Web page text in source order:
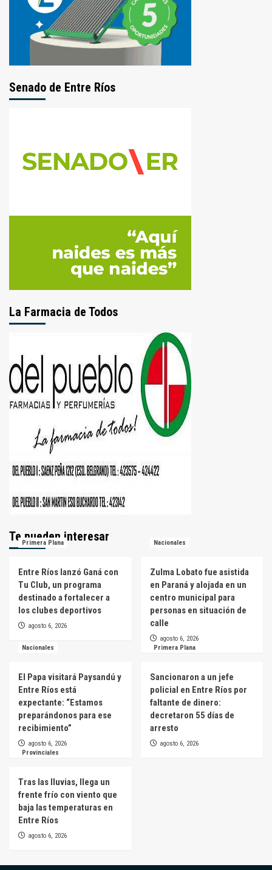
Senado de Entre Ríos
La Farmacia de Todos
Te pueden interesar
Primera Plana
Entre Ríos lanzó Ganá con
Tu Club, un programa
destinado a fortalecer a
los clubes deportivos
agosto 6, 2026
Nacionales
Zulma Lobato fue asistida
en Paraná y alojada en un
centro municipal para
personas en situación de
calle
agosto 6, 2026
Nacionales
El Papa visitará Paysandú y
Entre Ríos está
expectante: “Estamos
preparándonos para ese
recibimiento”
agosto 6, 2026
Primera Plana
Sancionaron a un jefe
policial en Entre Ríos por
faltante de dinero:
decretaron 55 días de
arresto
agosto 6, 2026
Provinciales
Tras las lluvias, llega un
frente frío con viento que
baja las temperaturas en
Entre Ríos
agosto 6, 2026